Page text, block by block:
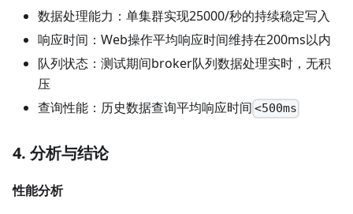
数据处理能力：单集群实现25000/秒的持续稳定写入
响应时间：Web操作平均响应时间维持在200ms以内
队列状态：测试期间broker队列数据处理实时，无积
压
查询性能：历史数据查询平均响应时间 <500ms
4. 分析与结论
性能分析